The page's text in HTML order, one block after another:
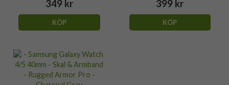
349 kr
KÖP
399 kr
KÖP